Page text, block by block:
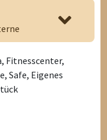
Fitnesscenter,
Safe, Eigenes